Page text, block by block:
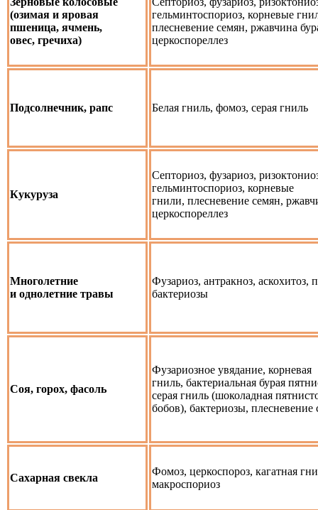
(озимая и яровая
пшеница, ячмень,
овес, гречиха)
гельминтоспориоз, корневые
плесневение семян, ржавчина
церкоспореллез
Подсолнечник, рапс Белая гниль, фомоз, серая гниль
Кукуруза
Септориоз, фузариоз,
гельминтоспориоз, корневые
гнили, плесневение семян,
церкоспореллез
Многолетние
и однолетние травы
Фузариоз, антракноз, аскохитоз,
бактериозы
Соя, горох, фасоль
Фузариозное увядание, корневая
гниль, бактериальная бурая
серая гниль (шоколадная
бобов), бактериозы, плесневение
Сахарная свекла
Фомоз, церкоспороз, кагатная
макроспориоз